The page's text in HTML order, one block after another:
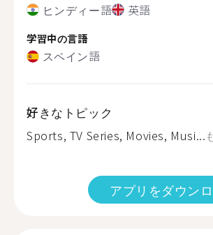
ヒンディー語 英語
学習中の言語
スペイン語
好きなトピック
Sports, TV Series, Movies, Musi...
アプリをダウン